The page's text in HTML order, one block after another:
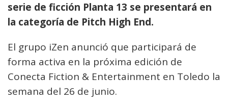
serie de ficción Planta 13 se presentará en
la categoría de Pitch High End.
El grupo iZen anunció que participará de
forma activa en la próxima edición de
Conecta Fiction & Entertainment en Toledo la
semana del 26 de junio.